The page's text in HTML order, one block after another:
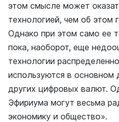
этом смысле может
технологией, чем об этом
Однако при этом само ее
пока, наоборот, еще
технологии
используются в основном
других цифровых валют.
Эфириума могут весьма
экономику и общество».